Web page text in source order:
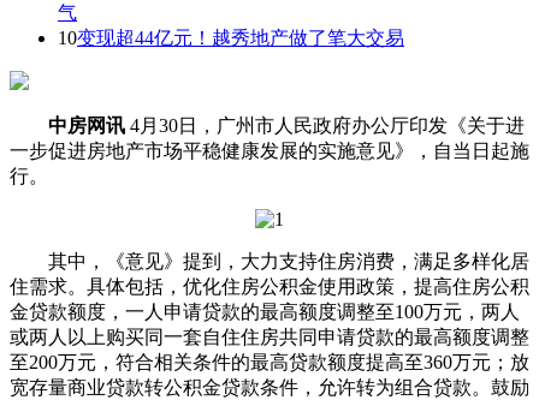
气
10变现超44亿元！越秀地产做了笔大交易
中房网讯 4月30日，广州市人民政府办公厅印发《关于进
一步促进房地产市场平稳健康发展的实施意见》，自当日起施
行。
其中，《意见》提到，大力支持住房消费，满足多样化居
住需求。具体包括，优化住房公积金使用政策，提高住房公积
金贷款额度，一人申请贷款的最高额度调整至100万元，两人
或两人以上购买同一套自住住房共同申请贷款的最高额度调整
至200万元，符合相关条件的最高贷款额度提高至360万元；放
宽存量商业贷款转公积金贷款条件，允许转为组合贷款。鼓励